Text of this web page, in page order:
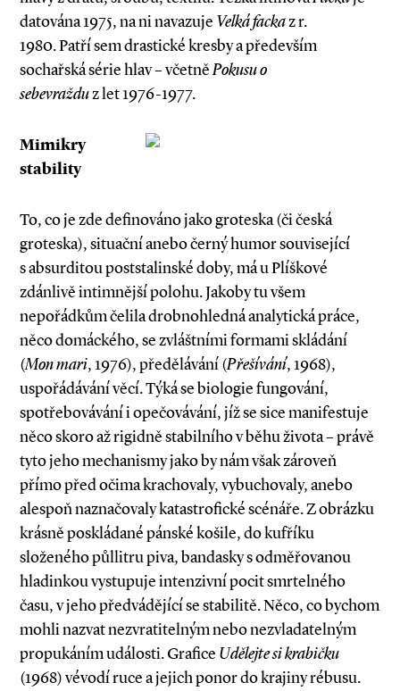
datována 1975, na ni navazuje Velká fackaz r.
1980. Patří sem drastické kresby a především
sochařská série hlav – včetněPokusu o
sebevražduz let 1976-1977.
Mimikry
stability
To, co je zde definováno jako groteska (či česká
groteska), situační anebo černý humor související
s absurditou poststalinské doby, má u Plíškové
zdánlivě intimnější polohu. Jakoby tu všem
nepořádkům čelila drobnohledná analytická práce,
něco domáckého, se zvláštními formami skládání
(Mon mari, 1976), předělávání (Přešívání, 1968),
uspořádávání věcí. Týká se biologie fungování,
spotřebovávání i opečovávání, jíž se sice manifestuje
něco skoro až rigidně stabilního v běhu života – právě
tyto jeho mechanismy jako by nám však zároveň
přímo před očima krachovaly, vybuchovaly, anebo
alespoň naznačovaly katastrofické scénáře. Z obrázku
krásně poskládané pánské košile, do kufříku
složeného půllitru piva, bandasky s odměřovanou
hladinkou vystupuje intenzivní pocit smrtelného
času, v jeho předvádějící se stabilitě. Něco, co bychom
mohli nazvat nezvratitelným nebo nezvladatelným
propukáním události. Grafice Udělejte si krabičku
(1968) vévodí ruce a jejich ponor do krajiny rébusu.